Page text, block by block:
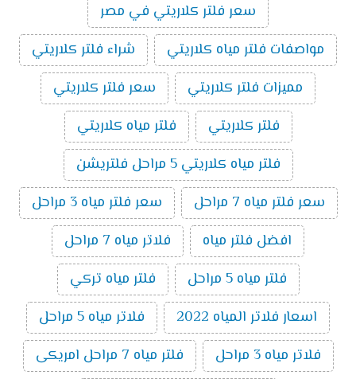
سعر فلتر كلاريتي في مصر
مواصفات فلتر مياه كلاريتي
شراء فلتر كلاريتي
مميزات فلتر كلاريتي
سعر فلتر كلاريتي
فلتر كلاريتي
فلتر مياه كلاريتي
فلتر مياه كلاريتي 5 مراحل فلتريشن
سعر فلتر مياه 7 مراحل
سعر فلتر مياه 3 مراحل
افضل فلتر مياه
فلاتر مياه 7 مراحل
فلتر مياه 5 مراحل
فلتر مياه تركي
اسعار فلاتر المياه 2022
فلاتر مياه 5 مراحل
فلاتر مياه 3 مراحل
فلتر مياه 7 مراحل امريكى